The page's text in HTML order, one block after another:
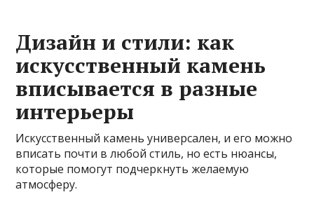
Дизайн и стили: как
искусственный камень
вписывается в разные
интерьеры
Искусственный камень универсален, и его можно
вписать почти в любой стиль, но есть нюансы,
которые помогут подчеркнуть желаемую
атмосферу.